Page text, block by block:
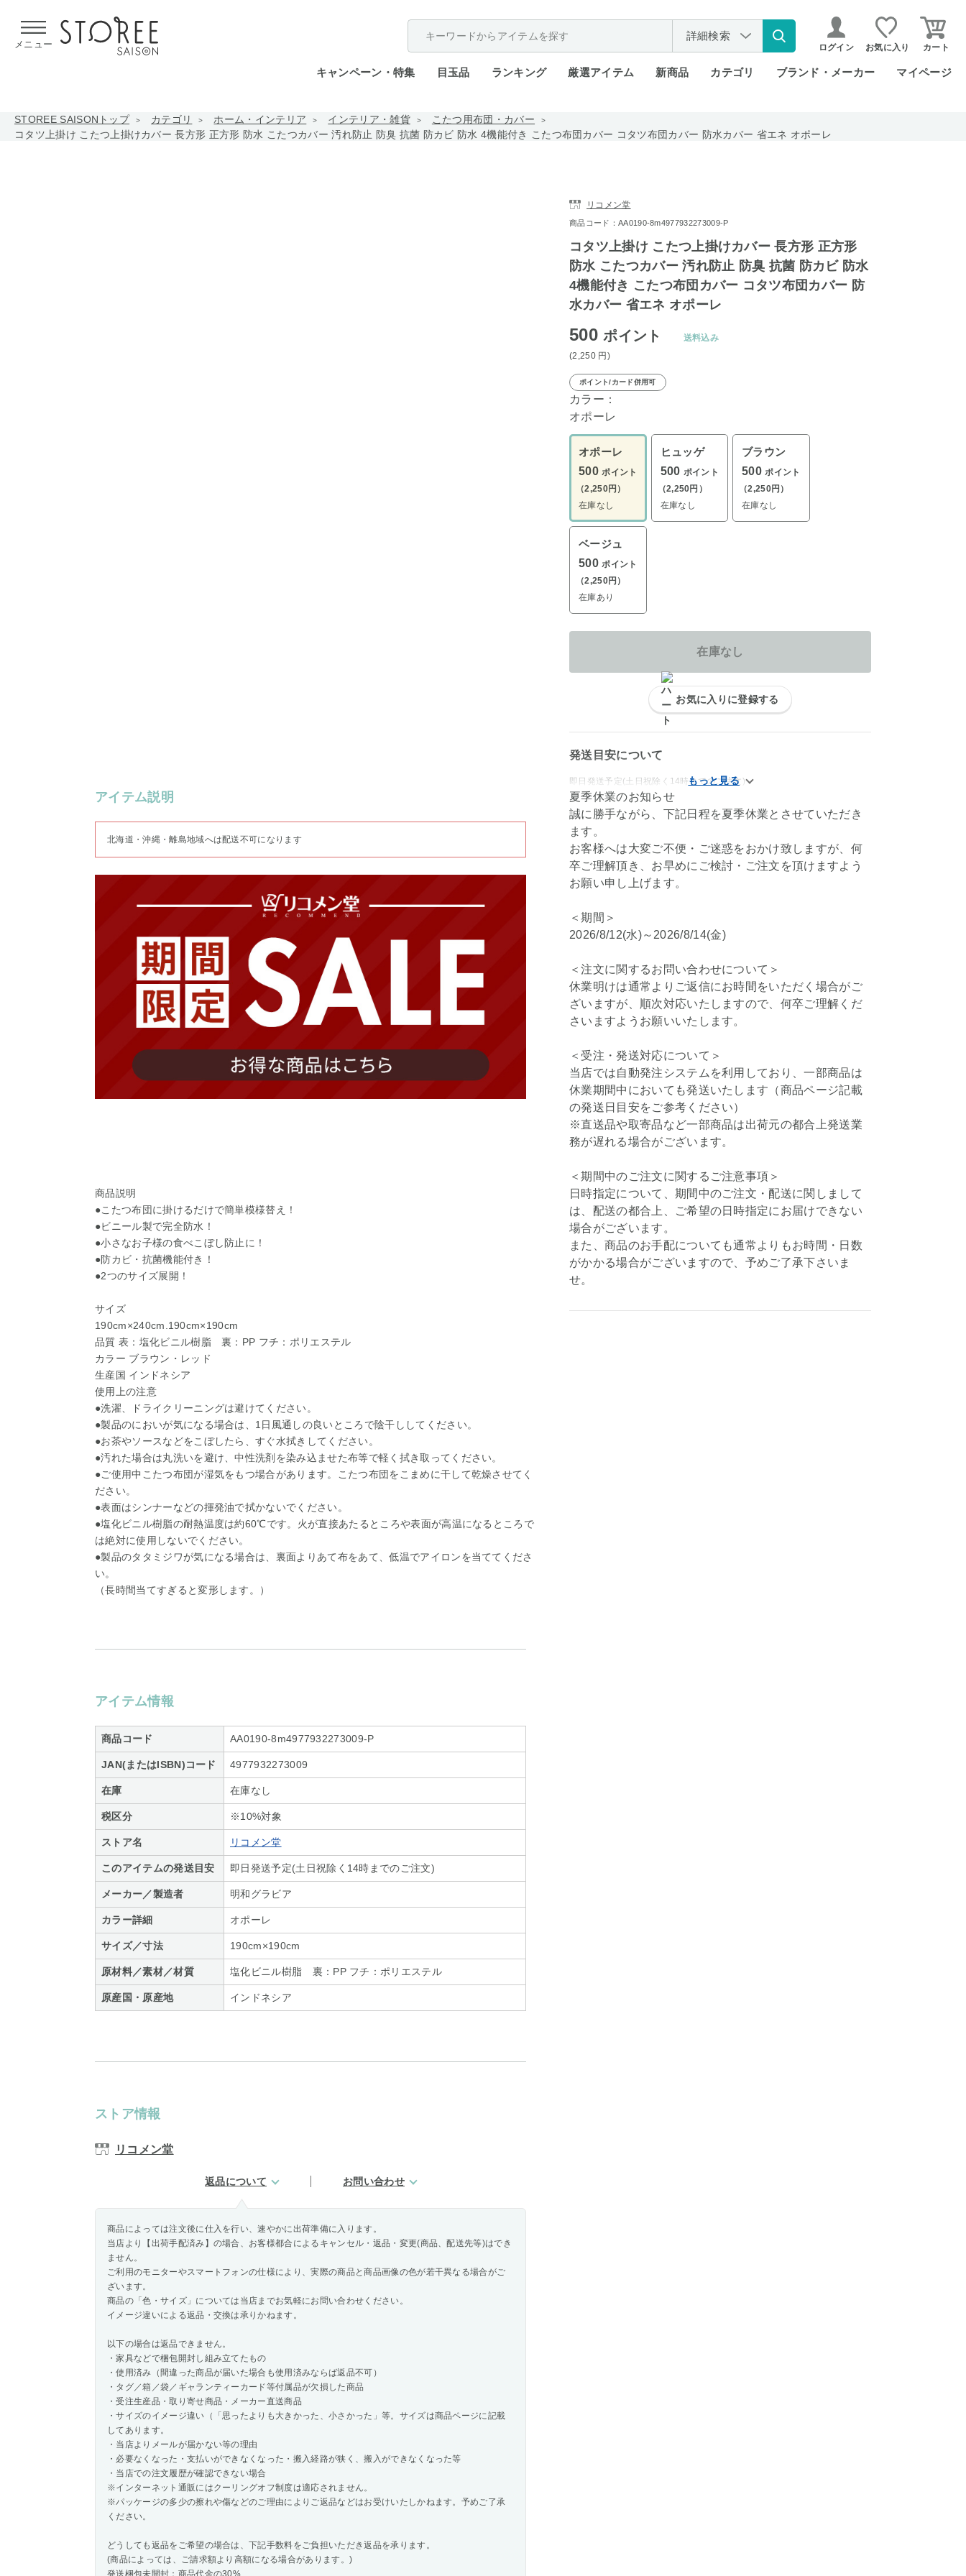
メニュー
詳細検索
ログイン お気に入り カート
キャンペーン・特集 目玉品 ランキング 厳選アイテム 新商品 カテゴリ ブランド・メーカー マイページ
STOREE SAISONトップ カテゴリ ホーム・インテリア インテリア・雑貨
こたつ用布団・カバー
コタツ上掛け こたつ上掛けカバー 長方形 正方形 防水 こたつカバー 汚れ防止 防臭 抗菌 防カビ 防水 4機能付き こたつ布団カバー コタツ布団カバー 防水カバー 省エネ オポーレ
アイテム説明
北海道・沖縄・離島地域へは配送不可になります
商品説明
●こたつ布団に掛けるだけで簡単模様替え！
●ビニール製で完全防水！
●小さなお子様の食べこぼし防止に！
●防カビ・抗菌機能付き！
●2つのサイズ展開！
サイズ
190cm×240cm.190cm×190cm
品質 表：塩化ビニル樹脂 裏：PP フチ：ポリエステル
カラー ブラウン・レッド
生産国 インドネシア
使用上の注意
●洗濯、ドライクリーニングは避けてください。
●製品のにおいが気になる場合は、1日風通しの良いところで陰干ししてください。
●お茶やソースなどをこぼしたら、すぐ水拭きしてください。
●汚れた場合は丸洗いを避け、中性洗剤を染み込ませた布等で軽く拭き取ってください。
●ご使用中こたつ布団が湿気をもつ場合があります。こたつ布団をこまめに干して乾燥させてく
ださい。
●表面はシンナーなどの揮発油で拭かないでください。
●塩化ビニル樹脂の耐熱温度は約60℃です。火が直接あたるところや表面が高温になるところで
は絶対に使用しないでください。
●製品のタタミジワが気になる場合は、裏面よりあて布をあて、低温でアイロンを当ててくださ
い。
（長時間当てすぎると変形します。）
アイテム情報
商品コード AA0190-8m4977932273009-P
JAN(またはISBN)コード 4977932273009
在庫 在庫なし
税区分 ※10%対象
ストア名 リコメン堂
このアイテムの発送目安 即日発送予定(土日祝除く14時までのご注文)
メーカー／製造者 明和グラビア
カラー詳細 オポーレ
サイズ／寸法 190cm×190cm
原材料／素材／材質 塩化ビニル樹脂 裏：PP フチ：ポリエステル
原産国・原産地 インドネシア
ストア情報
リコメン堂
返品について お問い合わせ
商品によっては注文後に仕入を行い、速やかに出荷準備に入ります。
当店より【出荷手配済み】の場合、お客様都合によるキャンセル・返品・変更(商品、配送先等)はでき
ません。
ご利用のモニターやスマートフォンの仕様により、実際の商品と商品画像の色が若干異なる場合がご
ざいます。
商品の「色・サイズ」については当店までお気軽にお問い合わせください。
イメージ違いによる返品・交換は承りかねます。
以下の場合は返品できません。
・家具などで梱包開封し組み立てたもの
・使用済み（間違った商品が届いた場合も使用済みならば返品不可）
・タグ／箱／袋／ギャランティーカード等付属品が欠損した商品
・受注生産品・取り寄せ商品・メーカー直送商品
・サイズのイメージ違い（「思ったよりも大きかった、小さかった」等。サイズは商品ページに記載
してあります。
・当店よりメールが届かない等の理由
・必要なくなった・支払いができなくなった・搬入経路が狭く、搬入ができなくなった等
・当店での注文履歴が確認できない場合
※インターネット通販にはクーリングオフ制度は適応されません。
※パッケージの多少の擦れや傷などのご理由によりご返品などはお受けいたしかねます。予めご了承
ください。
どうしても返品をご希望の場合は、下記手数料をご負担いただき返品を承ります。
(商品によっては、ご請求額より高額になる場合があります。)
発送梱包未開封：商品代金の30%
リコメン堂
商品コード：AA0190-8m4977932273009-P
コタツ上掛け こたつ上掛けカバー 長方形 正方形
防水 こたつカバー 汚れ防止 防臭 抗菌 防カビ 防水
4機能付き こたつ布団カバー コタツ布団カバー 防
水カバー 省エネ オポーレ
500ポイント
(2,250 円 )
送料込み
ポイント/カード併用可
カラー：
オポーレ
オポーレ
500 ポイント
（2,250円）
在庫なし
ヒュッゲ
500 ポイント
（2,250円）
在庫なし
ブラウン
500 ポイント
（2,250円）
在庫なし
ベージュ
500 ポイント
（2,250円）
在庫あり
在庫なし
お気に入りに登録する
発送目安について
即日発送予定(土日祝除く14時までのご注文)
夏季休業のお知らせ
誠に勝手ながら、下記日程を夏季休業とさせていただき
ます。
お客様へは大変ご不便・ご迷惑をおかけ致しますが、何
卒ご理解頂き、お早めにご検討・ご注文を頂けますよう
お願い申し上げます。
＜期間＞
2026/8/12(水)～2026/8/14(金)
＜注文に関するお問い合わせについて＞
休業明けは通常よりご返信にお時間をいただく場合がご
ざいますが、順次対応いたしますので、何卒ご理解くだ
さいますようお願いいたします。
＜受注・発送対応について＞
当店では自動発注システムを利用しており、一部商品は
休業期間中においても発送いたします（商品ページ記載
の発送日目安をご参考ください）
※直送品や取寄品など一部商品は出荷元の都合上発送業
務が遅れる場合がございます。
＜期間中のご注文に関するご注意事項＞
日時指定について、期間中のご注文・配送に関しまして
は、配送の都合上、ご希望の日時指定にお届けできない
場合がございます。
また、商品のお手配についても通常よりもお時間・日数
がかかる場合がございますので、予めご了承下さいま
せ。